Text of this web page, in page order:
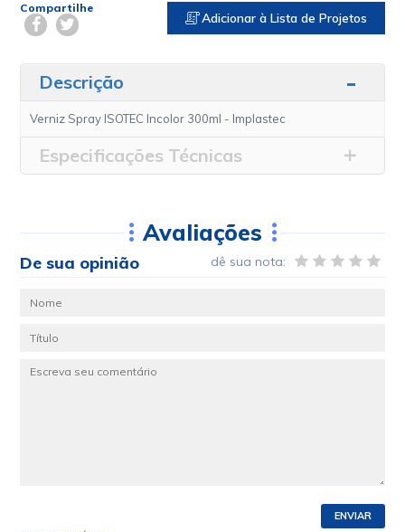
Compartilhe
Adicionar à Lista de Projetos
Descrição
Verniz Spray ISOTEC Incolor 300ml - Implastec
Especificações Técnicas
Avaliações
De sua opinião dê sua nota:
ENVIAR